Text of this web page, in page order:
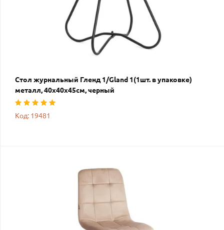
Стол журнальный Гленд 1/Gland 1(1шт. в упаковке)
металл, 40х40х45см, черный
Код: 19481